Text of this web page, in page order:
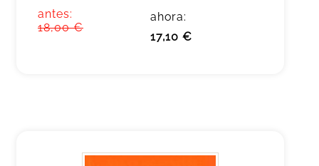
antes:
18,00 €
ahora:
17,10 €